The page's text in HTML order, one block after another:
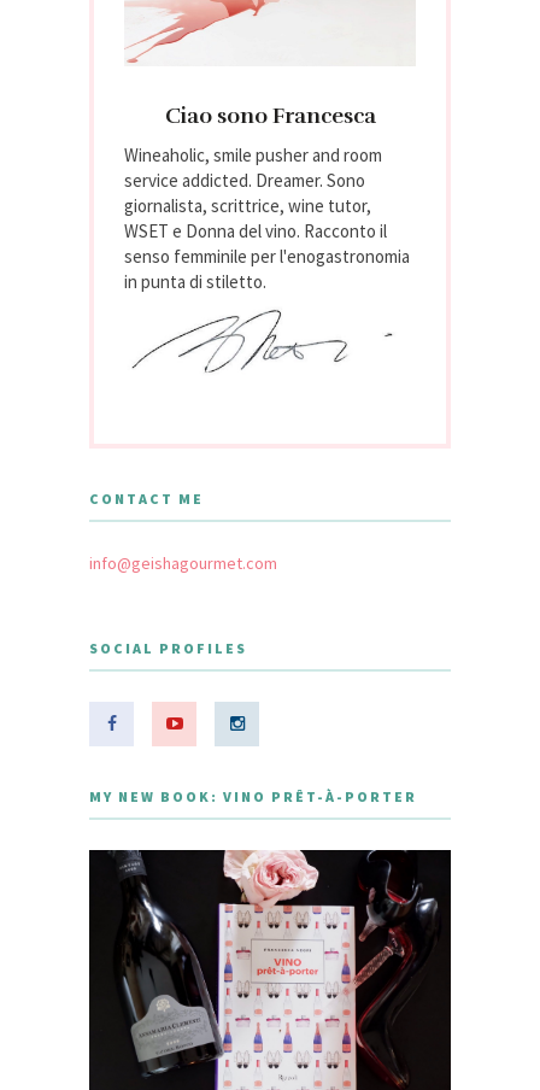
Ciao sono Francesca
Wineaholic, smile pusher and room
service addicted. Dreamer. Sono
giornalista, scrittrice, wine tutor,
WSET e Donna del vino. Racconto il
senso femminile per l'enogastronomia
in punta di stiletto.
CONTACT ME
info@geishagourmet.com
SOCIAL PROFILES
MY NEW BOOK: VINO PRÊT-À-PORTER